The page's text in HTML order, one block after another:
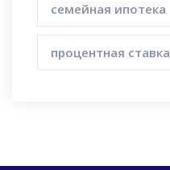
семейная ипотека
процентная ставка